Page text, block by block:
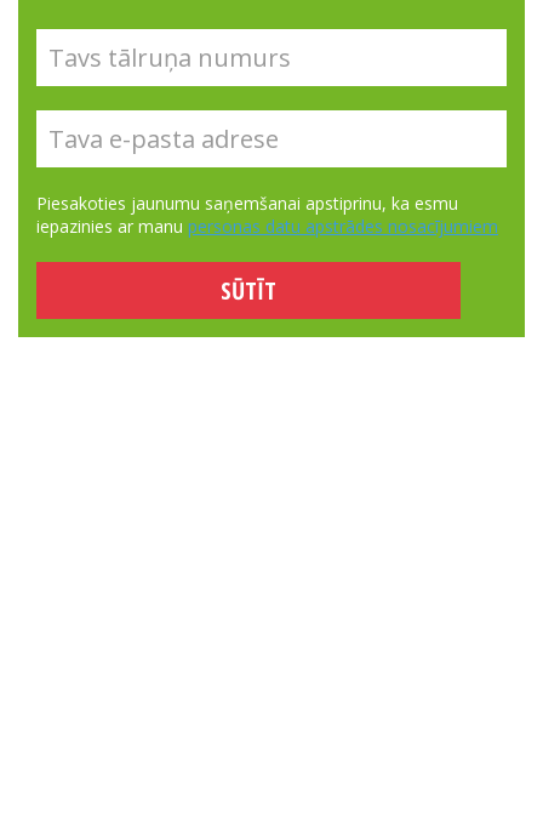
Piesakoties jaunumu saņemšanai apstiprinu, ka esmu
iepazinies ar manu personas datu apstrādes nosacījumiem